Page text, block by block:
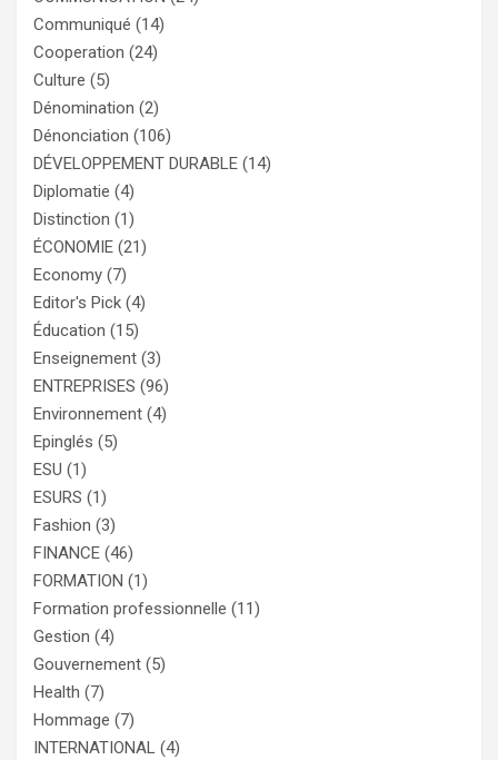
Communiqué (14)
Cooperation (24)
Culture (5)
Dénomination (2)
Dénonciation (106)
DÉVELOPPEMENT DURABLE (14)
Diplomatie (4)
Distinction (1)
ÉCONOMIE (21)
Economy (7)
Editor's Pick (4)
Éducation (15)
Enseignement (3)
ENTREPRISES (96)
Environnement (4)
Epinglés (5)
ESU (1)
ESURS (1)
Fashion (3)
FINANCE (46)
FORMATION (1)
Formation professionnelle (11)
Gestion (4)
Gouvernement (5)
Health (7)
Hommage (7)
INTERNATIONAL (4)